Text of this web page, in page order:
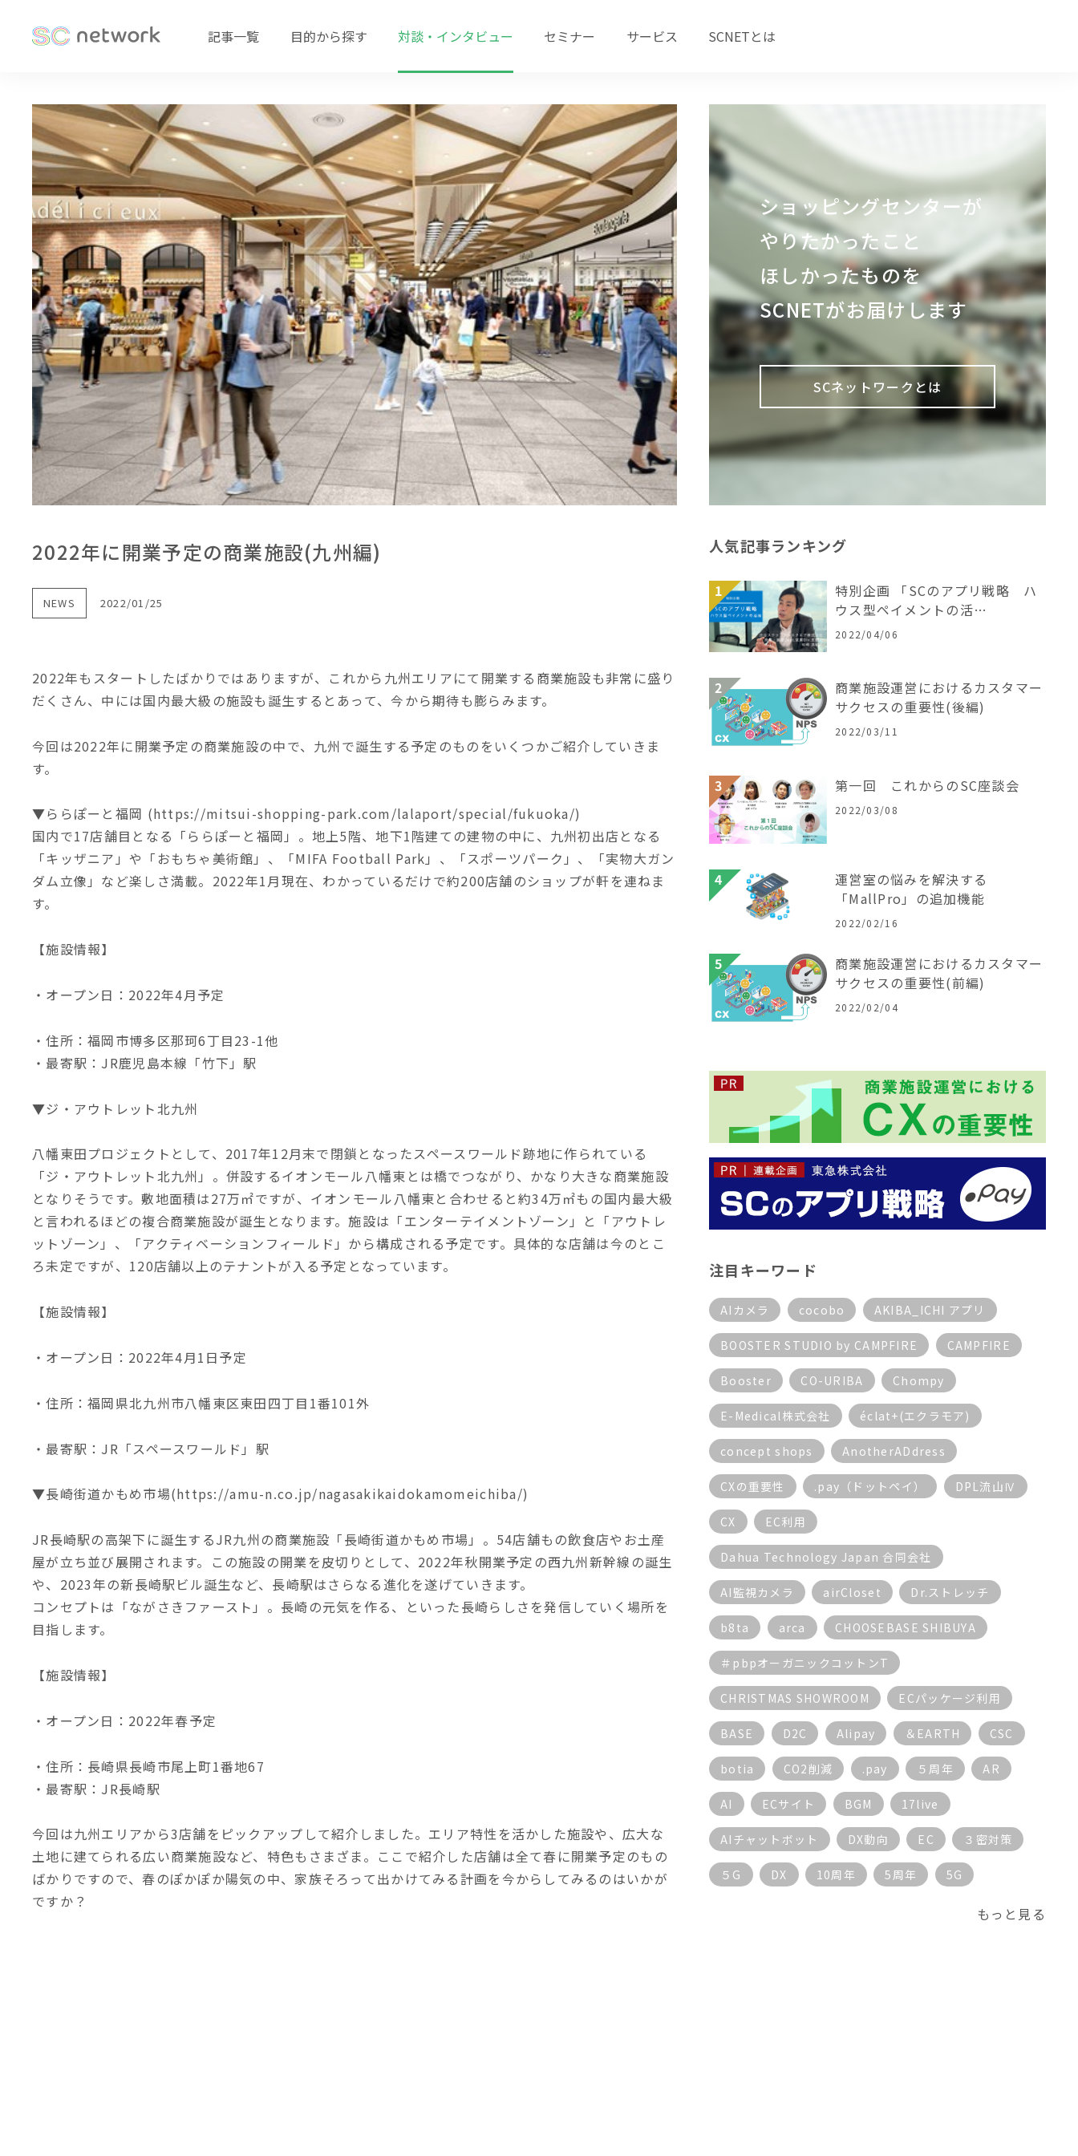
記事一覧 目的から探す 対談・インタビュー セミナー サービス SCNETとは
2022年に開業予定の商業施設(九州編)
NEWS 2022/01/25
2022年もスタートしたばかりではありますが、これから九州エリアにて開業する商業施設も非常に盛り
だくさん、中には国内最大級の施設も誕生するとあって、今から期待も膨らみます。
今回は2022年に開業予定の商業施設の中で、九州で誕生する予定のものをいくつかご紹介していきま
す。
▼ららぽーと福岡 (https://mitsui-shopping-park.com/lalaport/special/fukuoka/)
国内で17店舗目となる「ららぽーと福岡」。地上5階、地下1階建ての建物の中に、九州初出店となる
「キッザニア」や「おもちゃ美術館」、「MIFA Football Park」、「スポーツパーク」、「実物大ガン
ダム立像」など楽しさ満載。2022年1月現在、わかっているだけで約200店舗のショップが軒を連ねま
す。
【施設情報】
・オープン日：2022年4月予定
・住所：福岡市博多区那珂6丁目23-1他
・最寄駅：JR鹿児島本線「竹下」駅
▼ジ・アウトレット北九州
八幡東田プロジェクトとして、2017年12月末で閉鎖となったスペースワールド跡地に作られている
「ジ・アウトレット北九州」。併設するイオンモール八幡東とは橋でつながり、かなり大きな商業施設
となりそうです。敷地面積は27万㎡ですが、イオンモール八幡東と合わせると約34万㎡もの国内最大級
と言われるほどの複合商業施設が誕生となります。施設は「エンターテイメントゾーン」と「アウトレ
ットゾーン」、「アクティベーションフィールド」から構成される予定です。具体的な店舗は今のとこ
ろ未定ですが、120店舗以上のテナントが入る予定となっています。
【施設情報】
・オープン日：2022年4月1日予定
・住所：福岡県北九州市八幡東区東田四丁目1番101外
・最寄駅：JR「スペースワールド」駅
▼長崎街道かもめ市場(https://amu-n.co.jp/nagasakikaidokamomeichiba/)
JR長崎駅の高架下に誕生するJR九州の商業施設「長崎街道かもめ市場」。54店舗もの飲食店やお土産
屋が立ち並び展開されます。この施設の開業を皮切りとして、2022年秋開業予定の西九州新幹線の誕生
や、2023年の新長崎駅ビル誕生など、長崎駅はさらなる進化を遂げていきます。
コンセプトは「ながさきファースト」。長崎の元気を作る、といった長崎らしさを発信していく場所を
目指します。
【施設情報】
・オープン日：2022年春予定
・住所：長崎県長崎市尾上町1番地67
・最寄駅：JR長崎駅
今回は九州エリアから3店舗をピックアップして紹介しました。エリア特性を活かした施設や、広大な
土地に建てられる広い商業施設など、特色もさまざま。ここで紹介した店舗は全て春に開業予定のもの
ばかりですので、春のぽかぽか陽気の中、家族そろって出かけてみる計画を今からしてみるのはいかが
ですか？
ショッピングセンターが
やりたかったこと
ほしかったものを
SCNETがお届けします
SCネットワークとは
人気記事ランキング
特別企画 「SCのアプリ戦略 ハ
ウス型ペイメントの活…
2022/04/06
商業施設運営におけるカスタマー
サクセスの重要性(後編)
2022/03/11
第一回 これからのSC座談会
2022/03/08
運営室の悩みを解決する
「MallPro」の追加機能
2022/02/16
商業施設運営におけるカスタマー
サクセスの重要性(前編)
2022/02/04
注目キーワード
AIカメラ cocobo AKIBA_ICHI アプリ
BOOSTER STUDIO by CAMPFIRE CAMPFIRE
Booster CO-URIBA Chompy
E-Medical株式会社 éclat+(エクラモア)
concept shops AnotherADdress
CXの重要性 .pay（ドットペイ） DPL流山Ⅳ
CX EC利用
Dahua Technology Japan 合同会社
AI監視カメラ airCloset Dr.ストレッチ
b8ta arca CHOOSEBASE SHIBUYA
＃pbpオーガニックコットンT
CHRISTMAS SHOWROOM ECパッケージ利用
BASE D2C Alipay ＆EARTH CSC
botia CO2削減 .pay ５周年 AR
AI ECサイト BGM 17live
AIチャットボット DX動向 EC ３密対策
５G DX 10周年 5周年 5G
もっと見る